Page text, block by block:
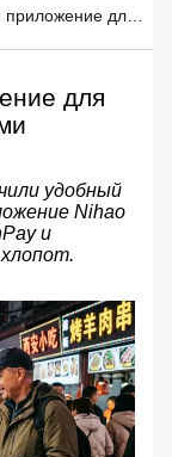
для
удобный
Nihao
и